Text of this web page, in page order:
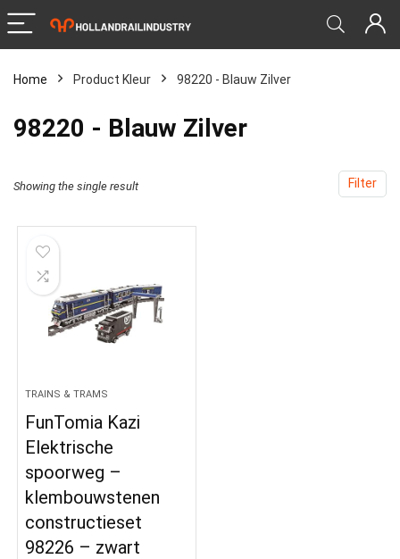
Home Product Kleur ‎98220 - Blauw Zilver
‎98220 - Blauw Zilver
Filter
Showing the single result
TRAINS & TRAMS
FunTomia Kazi
Elektrische
spoorweg –
klembouwstenen
constructieset
98226 – zwart